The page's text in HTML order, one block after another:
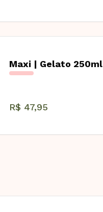
Maxi | Gelato 250ml
R$ 47,95